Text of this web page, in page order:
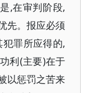
,在审判阶段,
先。报应必须
罪所应得的,
利(主要)在于
以惩罚之苦来